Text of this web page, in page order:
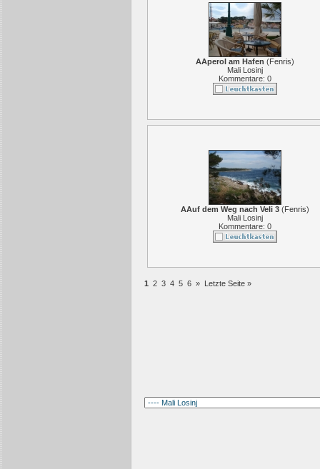
AAperol am Hafen (Fenris)
Mali Losinj
Kommentare: 0
AAuf dem Weg nach Veli 3(Fenris)
Mali Losinj
Kommentare: 0
1 2 3 4 5 6 » Letzte Seite »